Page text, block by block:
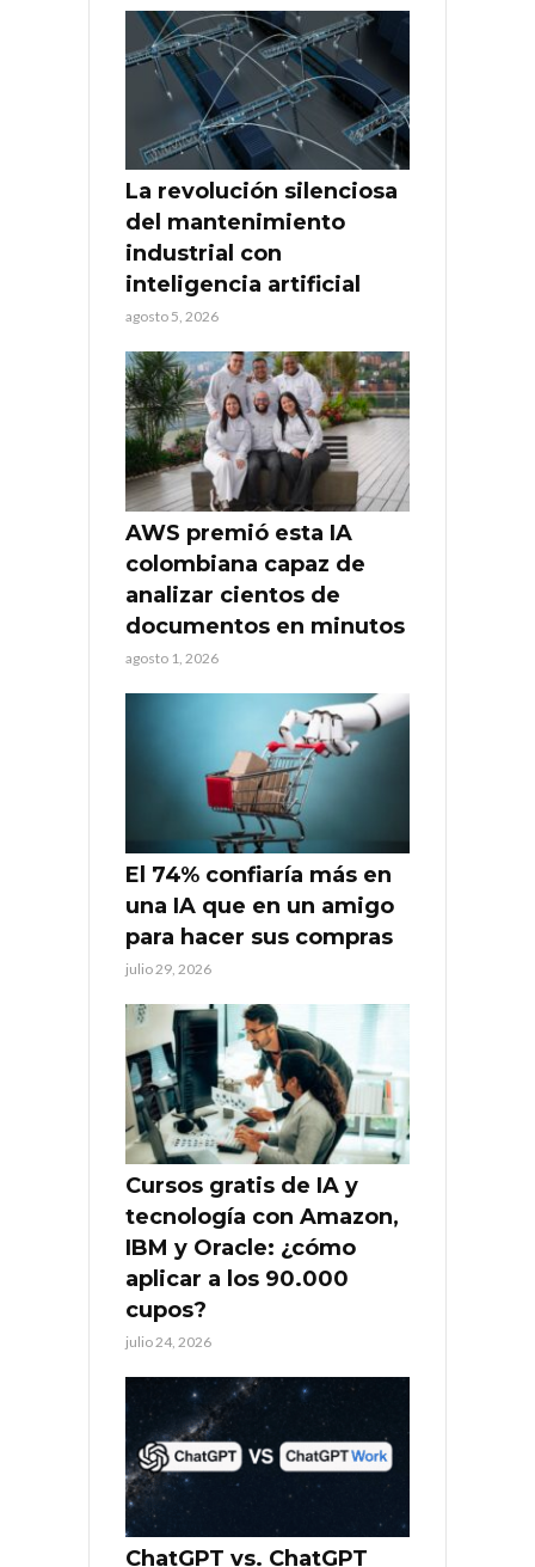
La revolución silenciosa
del mantenimiento
industrial con
inteligencia artificial
agosto 5, 2026
AWS premió esta IA
colombiana capaz de
analizar cientos de
documentos en minutos
agosto 1, 2026
El 74% confiaría más en
una IA que en un amigo
para hacer sus compras
julio 29, 2026
Cursos gratis de IA y
tecnología con Amazon,
IBM y Oracle: ¿cómo
aplicar a los 90.000
cupos?
julio 24, 2026
ChatGPT vs. ChatGPT